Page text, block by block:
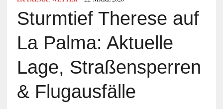
Sturmtief Therese auf
La Palma: Aktuelle
Lage, Straßensperren
& Flugausfälle